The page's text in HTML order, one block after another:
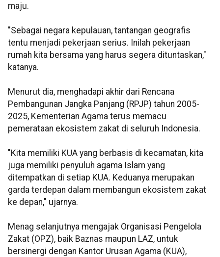
maju.
"Sebagai negara kepulauan, tantangan geografis
tentu menjadi pekerjaan serius. Inilah pekerjaan
rumah kita bersama yang harus segera dituntaskan,"
katanya.
Menurut dia, menghadapi akhir dari Rencana
Pembangunan Jangka Panjang (RPJP) tahun 2005-
2025, Kementerian Agama terus memacu
pemerataan ekosistem zakat di seluruh Indonesia.
"Kita memiliki KUA yang berbasis di kecamatan, kita
juga memiliki penyuluh agama Islam yang
ditempatkan di setiap KUA. Keduanya merupakan
garda terdepan dalam membangun ekosistem zakat
ke depan," ujarnya.
Menag selanjutnya mengajak Organisasi Pengelola
Zakat (OPZ), baik Baznas maupun LAZ, untuk
bersinergi dengan Kantor Urusan Agama (KUA),